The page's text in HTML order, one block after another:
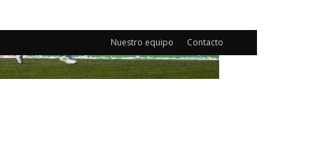
Nuestro equipo Contacto